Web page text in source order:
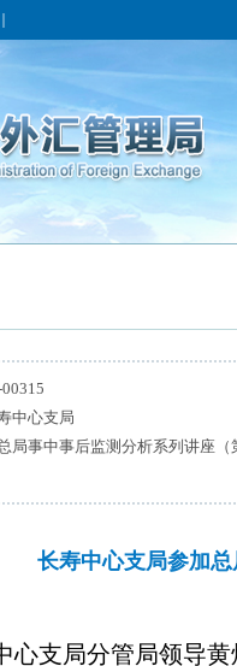
中心支局
局事中事后监测分析系列讲座（
长寿中心支局参加
心支局分管局领导